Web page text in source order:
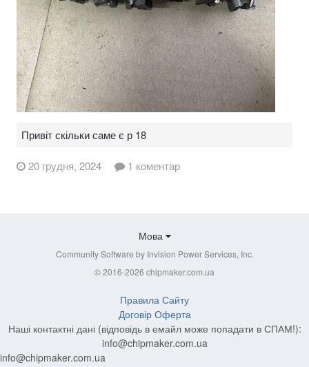
Привіт скільки саме є р 18
20 грудня, 2024 1 коментар
Мова
Community Software by Invision Power Services, Inc.
© 2016-2026 chipmaker.com.ua
Правила Сайту
Договір Оферта
Наші контактні дані (відповідь в емайл може попадати в СПАМ!):
info@chipmaker.com.ua
info@chipmaker.com.ua